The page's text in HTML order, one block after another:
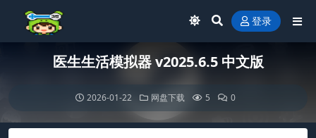
登录
医生生活模拟器 v2025.6.5 中文版
2026-01-22 网盘下载 5 0